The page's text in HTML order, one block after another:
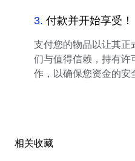
3. 付款并开始享受！
支付您的物品以让其正
们与值得信赖，持有许
作，以确保您资金的安
相关收藏